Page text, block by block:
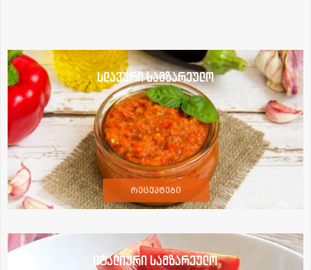
სლავური სამზარეულო
რეცეპტები
იტალიური სამზარეულო